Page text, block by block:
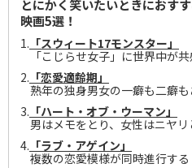
とにかく笑いたいときにおす
映画5選！
1. 「スウィート17モンスター」
「こじらせ女子」に世界中が
2. 「恋愛適齢期」
熟年の独身男女の一癖も二癖
3. 「ハート・オブ・ウーマン」
男はメモをとり、女性はニヤリ
4. 「ラブ・アゲイン」
複数の恋愛模様が同時進行する